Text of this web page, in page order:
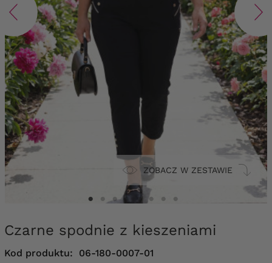
ZOBACZ W ZESTAWIE
Czarne spodnie z kieszeniami
Kod produktu: 06-180-0007-01